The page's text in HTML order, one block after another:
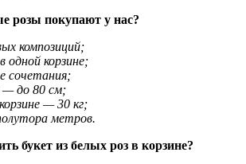
розы покупают у нас?
композиций;
одной корзине;
сочетания;
— до 80 см;
— 30 кг;
метров.
букет из белых роз в корзине?